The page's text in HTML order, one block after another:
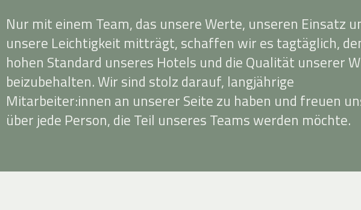
Nur mit einem Team, das unsere Werte, unseren Einsatz
unsere Leichtigkeit mitträgt, schaffen wir es tagtäglich,
hohen Standard unseres Hotels und die Qualität unserer
beizubehalten. Wir sind stolz darauf, langjährige
Mitarbeiter:innen an unserer Seite zu haben und freuen
über jede Person, die Teil unseres Teams werden möchte.